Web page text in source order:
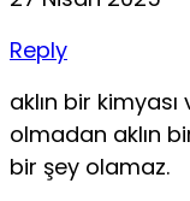
Reply
aklın bir
olmadan aklın
bir şey olamaz.